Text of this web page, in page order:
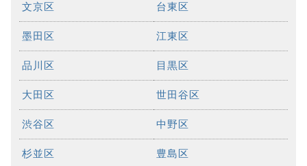
文京区 台東区
墨田区 江東区
品川区 目黒区
大田区 世田谷区
渋谷区 中野区
杉並区 豊島区